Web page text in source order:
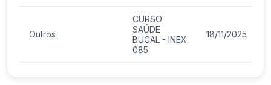
Outros
CURSO
SAÚDE
BUCAL - INEX
085
18/11/2025